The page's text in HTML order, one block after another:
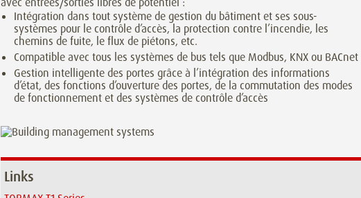
Intégration dans tout système de gestion du bâtiment et ses sous-
systèmes pour le contrôle d’accès, la protection contre l’incendie, les
chemins de fuite, le flux de piétons, etc.
Compatible avec tous les systèmes de bus tels que Modbus, KNX ou BACnet
Gestion intelligente des portes grâce à l’intégration des informations
d’état, des fonctions d’ouverture des portes, de la commutation des modes
de fonctionnement et des systèmes de contrôle d’accès
Links